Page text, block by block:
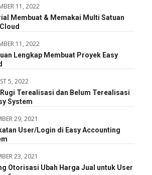
11, 2022
Membuat & Memakai Multi Satuan
11, 2022
Lengkap Membuat Proyek Easy
5, 2022
Rugi Terealisasi dan Belum Terealisasi
System
29, 2021
User/Login di Easy Accounting
23, 2021
Otorisasi Ubah Harga Jual untuk User